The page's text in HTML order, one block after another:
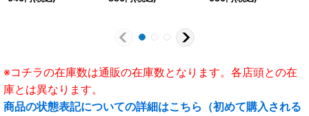
う》
※コチラの在庫数は通販の在庫数となります。各店頭との在
庫とは異なります。
商品の状態表記についての詳細はこちら（初めて購入される